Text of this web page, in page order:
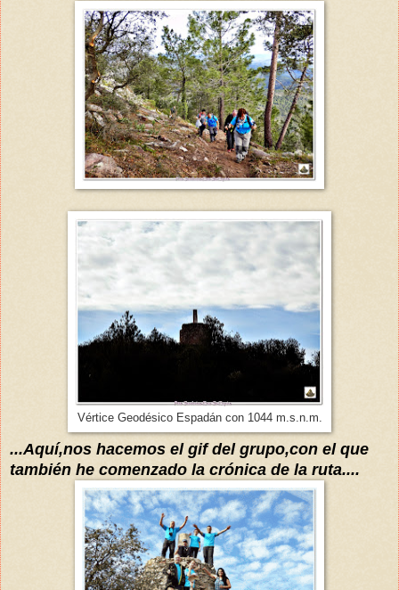
Vértice Geodésico Espadán con 1044 m.s.n.m.
...Aquí,nos hacemos el gif del grupo,con el que
también he comenzado la crónica de la ruta....